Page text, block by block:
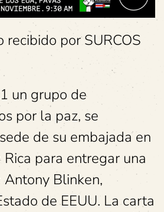
recibido por SURCOS
un grupo de
por la paz, se
de su embajada en
Rica para entregar una
Blinken,
de EEUU. La carta